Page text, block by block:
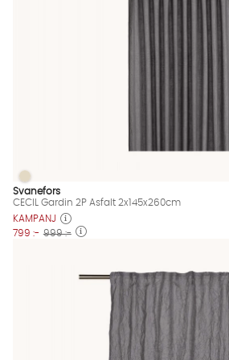
CECIL Gardin 2P Asfalt 2x145x260cm
CECIL Gardin 2P Asfalt 2x145x260cm
Svanefors
CECIL Gardin 2P Asfalt 2x145x260cm
KAMPANJ
799 :- 999 :-